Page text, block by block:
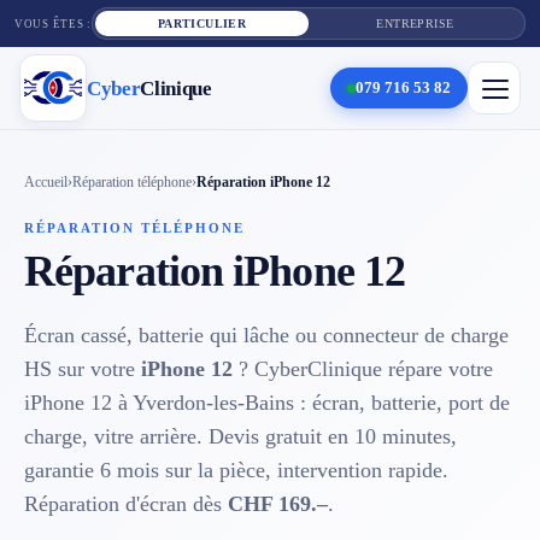
VOUS ÊTES : PARTICULIER ENTREPRISE
CyberClinique 079 716 53 82
Cyber Clinique
Services
Réparation téléphone
Tarifs
Blog
Contact
Accueil›Réparation téléphone›Réparation iPhone 12
RÉPARATION TÉLÉPHONE
Réparation iPhone 12
Écran cassé, batterie qui lâche ou connecteur de charge
HS sur votre iPhone 12 ? CyberClinique répare votre
iPhone 12 à Yverdon-les-Bains : écran, batterie, port de
charge, vitre arrière. Devis gratuit en 10 minutes,
garantie 6 mois sur la pièce, intervention rapide.
Réparation d'écran dès CHF 169.–.